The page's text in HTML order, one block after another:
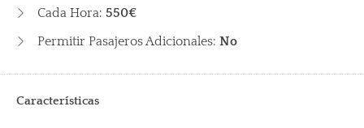
Cada Hora: 550€
Permitir Pasajeros Adicionales: No
Características